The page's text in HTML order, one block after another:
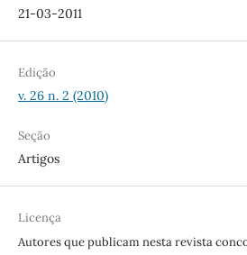
21-03-2011
Edição
v. 26 n. 2 (2010)
Seção
Artigos
Licença
Autores que publicam nesta revista